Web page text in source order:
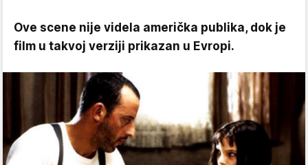
Ove scene nije videla američka publika, dok je
film u takvoj verziji prikazan u Evropi.